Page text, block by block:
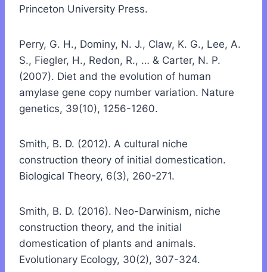
Princeton University Press.
Perry, G. H., Dominy, N. J., Claw, K. G., Lee, A.
S., Fiegler, H., Redon, R., … & Carter, N. P.
(2007). Diet and the evolution of human
amylase gene copy number variation. Nature
genetics, 39(10), 1256-1260.
Smith, B. D. (2012). A cultural niche
construction theory of initial domestication.
Biological Theory, 6(3), 260-271.
Smith, B. D. (2016). Neo-Darwinism, niche
construction theory, and the initial
domestication of plants and animals.
Evolutionary Ecology, 30(2), 307-324.